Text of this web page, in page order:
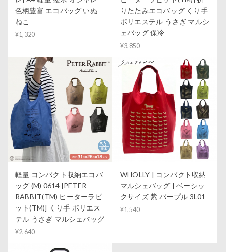
色柄豊富 エコバッグ いぬ
ねこ
¥1,320
りたたみエコバッグ くり手
ポリエステル うさぎ マルシ
ェバッグ 保冷
¥3,850
軽量 コンパクト収納エコバ
ッグ (M) 0614 [PETER
RABBIT(TM) ピーターラビ
ット(TM)] くり手 ポリエス
テル うさぎ マルシェバッグ
¥2,640
WHOLLY | コンパクト収納
マルシェバッグ | ベーシッ
クサイズ 紫 パープル 3L01
¥1,540